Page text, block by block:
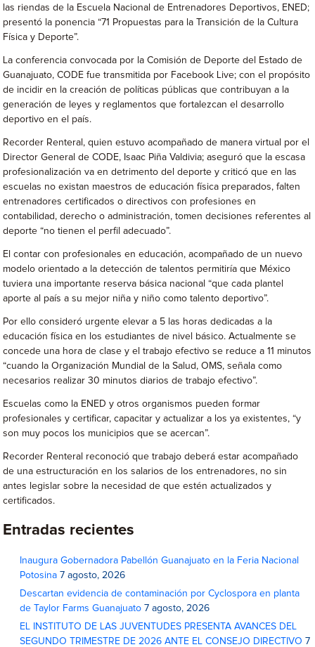
las riendas de la Escuela Nacional de Entrenadores Deportivos, ENED;
presentó la ponencia “71 Propuestas para la Transición de la Cultura
Física y Deporte”.
La conferencia convocada por la Comisión de Deporte del Estado de
Guanajuato, CODE fue transmitida por Facebook Live; con el propósito
de incidir en la creación de políticas públicas que contribuyan a la
generación de leyes y reglamentos que fortalezcan el desarrollo
deportivo en el país.
Recorder Renteral, quien estuvo acompañado de manera virtual por el
Director General de CODE, Isaac Piña Valdivia; aseguró que la escasa
profesionalización va en detrimento del deporte y criticó que en las
escuelas no existan maestros de educación física preparados, falten
entrenadores certificados o directivos con profesiones en
contabilidad, derecho o administración, tomen decisiones referentes al
deporte “no tienen el perfil adecuado”.
El contar con profesionales en educación, acompañado de un nuevo
modelo orientado a la detección de talentos permitiría que México
tuviera una importante reserva básica nacional “que cada plantel
aporte al país a su mejor niña y niño como talento deportivo”.
Por ello consideró urgente elevar a 5 las horas dedicadas a la
educación física en los estudiantes de nivel básico. Actualmente se
concede una hora de clase y el trabajo efectivo se reduce a 11 minutos
“cuando la Organización Mundial de la Salud, OMS, señala como
necesarios realizar 30 minutos diarios de trabajo efectivo”.
Escuelas como la ENED y otros organismos pueden formar
profesionales y certificar, capacitar y actualizar a los ya existentes, “y
son muy pocos los municipios que se acercan”.
Recorder Renteral reconoció que trabajo deberá estar acompañado
de una estructuración en los salarios de los entrenadores, no sin
antes legislar sobre la necesidad de que estén actualizados y
certificados.
Entradas recientes
Inaugura Gobernadora Pabellón Guanajuato en la Feria Nacional
Potosina 7 agosto, 2026
Descartan evidencia de contaminación por Cyclospora en planta
de Taylor Farms Guanajuato 7 agosto, 2026
EL INSTITUTO DE LAS JUVENTUDES PRESENTA AVANCES DEL
SEGUNDO TRIMESTRE DE 2026 ANTE EL CONSEJO DIRECTIVO 7